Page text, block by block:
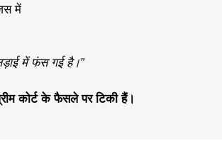
में
में फंस गई है।”
कोर्ट के फैसले पर टिकी हैं।